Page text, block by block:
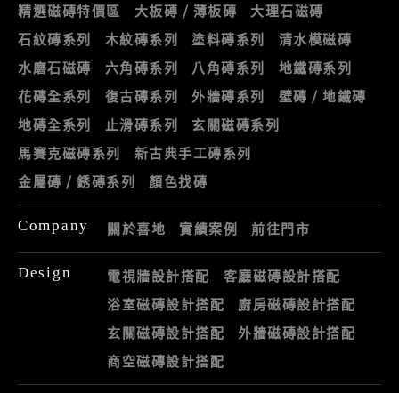
精選磁磚特價區 大板磚 / 薄板磚
大理石磁磚
石紋磚系列
木紋磚系列 塗料磚系列
清水模磁磚
水磨石磁磚
六角磚系列 八角磚系列
地鐵磚系列
花磚全系列
復古磚系列 外牆磚系列
壁磚 / 地鐵磚
地磚全系列
止滑磚系列
玄關磁磚系列
馬賽克磁磚系列
新古典手工磚系列
金屬磚 / 銹磚系列
顏色找磚
Company 關於喜地 實績案例 前往門市
Design 電視牆設計搭配
客廳磁磚設計搭配
浴室磁磚設計搭配
廚房磁磚設計搭配
玄關磁磚設計搭配
外牆磁磚設計搭配
商空磁磚設計搭配